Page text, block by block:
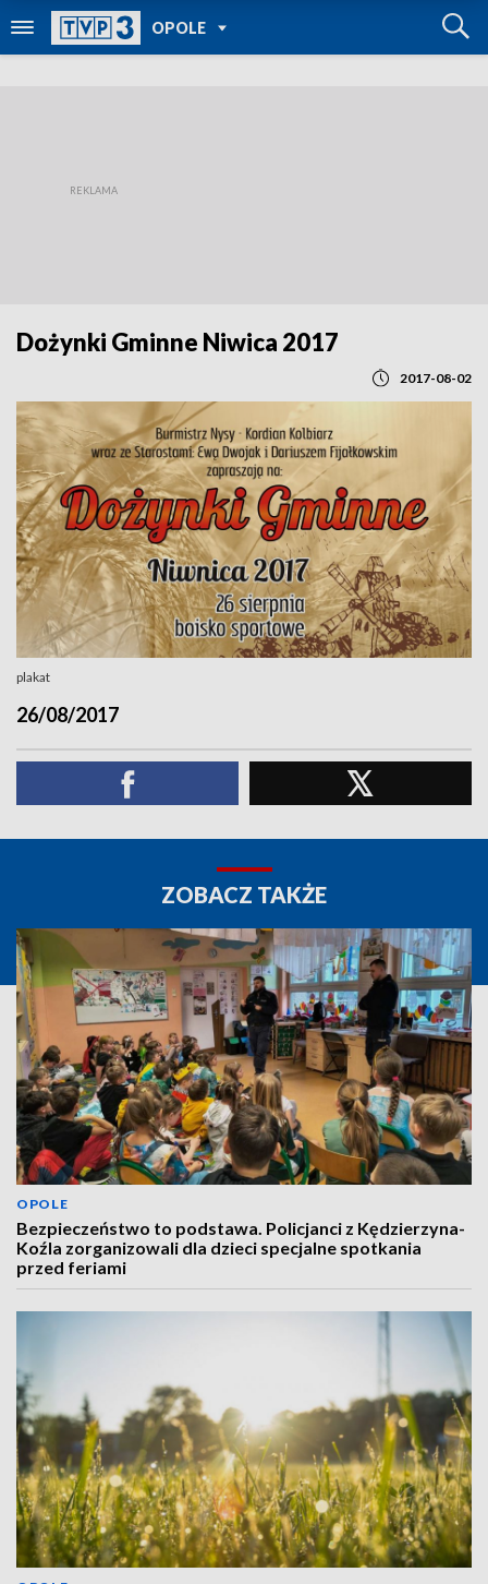
OPOLE
TVP REGIONY
Dożynki Gminne Niwica 2017
2017-08-02
plakat
26/08/2017
ZOBACZ TAKŻE
OPOLE
Bezpieczeństwo to podstawa. Policjanci z Kędzierzyna-
Koźla zorganizowali dla dzieci specjalne spotkania
przed feriami